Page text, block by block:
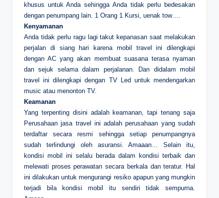
khusus untuk Anda sehingga Anda tidak perlu bedesakan
dengan penumpang lain. 1 Orang 1 Kursi, uenak tow….
Kenyamanan
Anda tidak perlu ragu lagi takut kepanasan saat melakukan
perjalan di siang hari karena mobil travel ini dilengkapi
dengan AC yang akan membuat suasana terasa nyaman
dan sejuk selama dalam perjalanan. Dan didalam mobil
travel ini dilengkapi dengan TV Led untuk mendengarkan
music atau menonton TV.
Keamanan
Yang terpenting disini adalah keamanan, tapi tenang saja
Perusahaan jasa travel ini adalah perusahaan yang sudah
terdaftar secara resmi sehingga setiap penumpangnya
sudah terlindungi oleh asuransi. Amaaan… Selain itu,
kondisi mobil ini selalu berada dalam kondisi terbaik dan
melewati proses perawatan secara berkala dan teratur. Hal
ini dilakukan untuk mengurangi resiko apapun yang mungkin
terjadi bila kondisi mobil itu sendiri tidak sempurna.